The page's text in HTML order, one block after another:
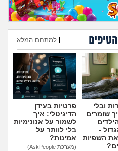
מה שעובר עליי
שומרים על הגוף
פיננסי וכלכלה
בין הסדינים
חיות מחמד
יוקר המחיה
למתחם המלא
הוספת טיפ
ובלי
שומרים
-
את השפיות
פרטיות בעידן
הדיגיטלי: איך
לשמור על אנונימיות
בלי לוותר על
אמינות?
(מערכת AskPeople)